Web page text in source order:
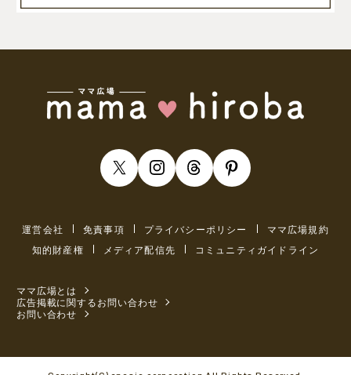
運営会社 免責事項 プライバシーポリシー
ママ広場規約
知的財産権
メディア配信先 コミュニティガイドライン
ママ広場とは
広告掲載に関するお問い合わせ
お問い合わせ